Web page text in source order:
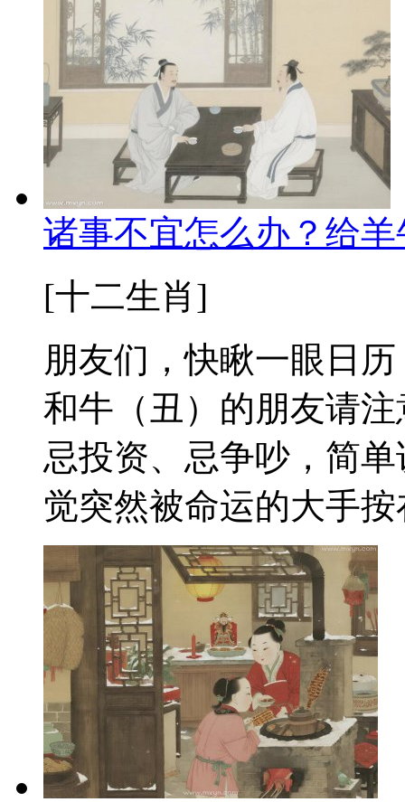
诸事不宜怎么办？给
[十二生肖]
朋友们，快瞅一眼日
和牛（丑）的朋友请
忌投资、忌争吵，简
觉突然被命运的大手